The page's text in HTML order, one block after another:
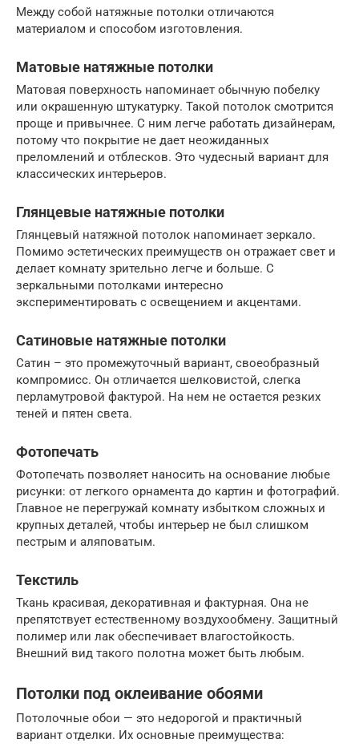
Между собой натяжные потолки отличаются
материалом и способом изготовления.
Матовые натяжные потолки
Матовая поверхность напоминает обычную побелку
или окрашенную штукатурку. Такой потолок смотрится
проще и привычнее. С ним легче работать дизайнерам,
потому что покрытие не дает неожиданных
преломлений и отблесков. Это чудесный вариант для
классических интерьеров.
Глянцевые натяжные потолки
Глянцевый натяжной потолок напоминает зеркало.
Помимо эстетических преимуществ он отражает свет и
делает комнату зрительно легче и больше. С
зеркальными потолками интересно
экспериментировать с освещением и акцентами.
Сатиновые натяжные потолки
Сатин – это промежуточный вариант, своеобразный
компромисс. Он отличается шелковистой, слегка
перламутровой фактурой. На нем не остается резких
теней и пятен света.
Фотопечать
Фотопечать позволяет наносить на основание любые
рисунки: от легкого орнамента до картин и фотографий.
Главное не перегружай комнату избытком сложных и
крупных деталей, чтобы интерьер не был слишком
пестрым и аляповатым.
Текстиль
Ткань красивая, декоративная и фактурная. Она не
препятствует естественному воздухообмену. Защитный
полимер или лак обеспечивает влагостойкость.
Внешний вид такого полотна может быть любым.
Потолки под оклеивание обоями
Потолочные обои — это недорогой и практичный
вариант отделки. Их основные преимущества: